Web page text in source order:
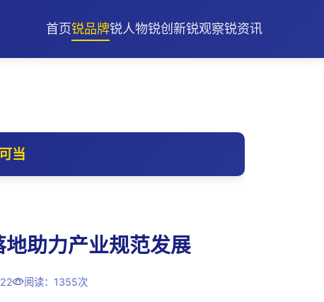
首页锐品牌锐人物锐创新锐观察锐资讯
当
助力产业规范发展
阅读：1355次